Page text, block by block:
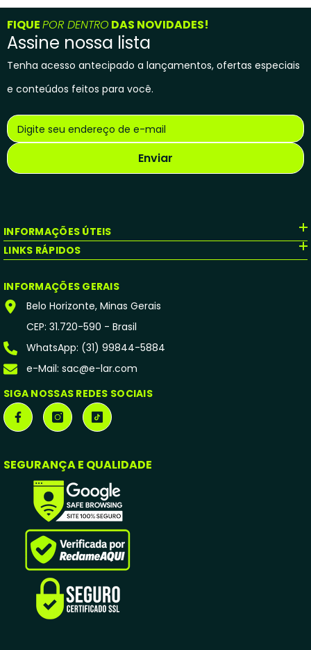
FIQUEPOR DENTRO DAS NOVIDADES!
Assine nossa lista
Tenha acesso antecipado a lançamentos, ofertas especiais
e conteúdos feitos para você.
Digite seu endereço de e-mail
Enviar
INFORMAÇÕES ÚTEIS
LINKS RÁPIDOS
INFORMAÇÕES GERAIS
Belo Horizonte, Minas Gerais
CEP: 31.720-590 - Brasil
WhatsApp: (31) 99844-5884
e-Mail: sac@e-lar.com
SIGA NOSSAS REDES SOCIAIS
SEGURANÇA E QUALIDADE